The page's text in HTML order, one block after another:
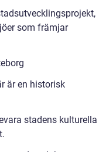
som främjar
är en historisk
stadens kulturella